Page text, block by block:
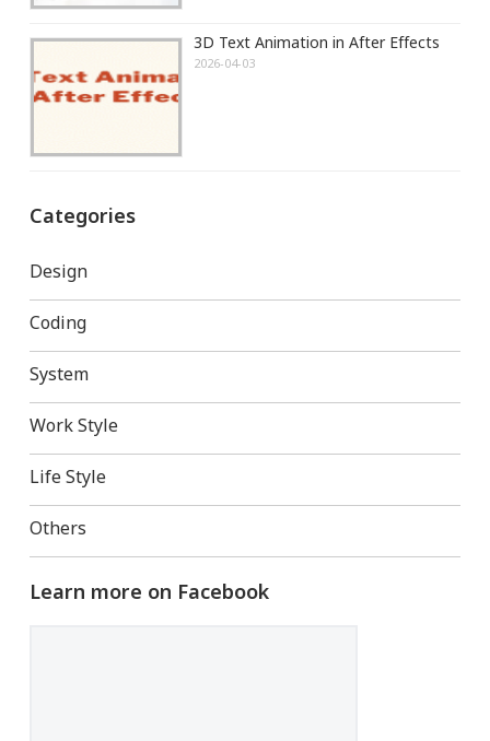
3D Text Animation in After Effects
2026-04-03
Categories
Design
Coding
System
Work Style
Life Style
Others
Learn more on Facebook